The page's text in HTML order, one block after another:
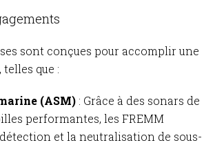
sont conçues pour accomplir une
que :
(ASM) : Grâce à des sonars de
performantes, les FREMM
et la neutralisation de sous-